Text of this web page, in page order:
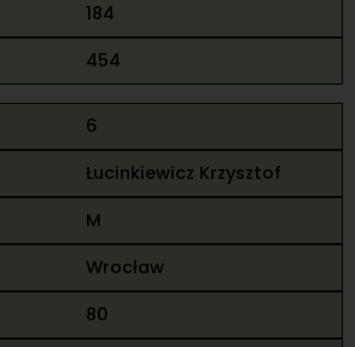
184
454
6
Łucinkiewicz Krzysztof
M
Wrocław
80